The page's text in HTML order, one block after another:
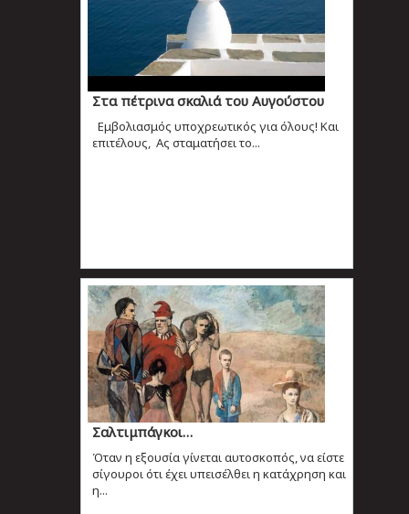
Στα πέτρινα σκαλιά του Αυγούστου
Εμβολιασμός υποχρεωτικός για όλους! Και
επιτέλους, Ας σταματήσει το...
Σαλτιμπάγκοι…
Όταν η εξουσία γίνεται αυτοσκοπός, να είστε
σίγουροι ότι έχει υπεισέλθει η κατάχρηση και
η...